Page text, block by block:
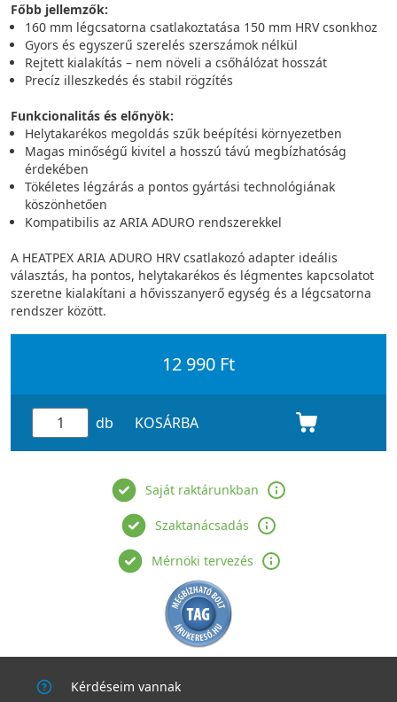
Főbb jellemzők:
160 mm légcsatorna csatlakoztatása 150 mm HRV csonkhoz
Gyors és egyszerű szerelés szerszámok nélkül
Rejtett kialakítás – nem növeli a csőhálózat hosszát
Precíz illeszkedés és stabil rögzítés
Funkcionalitás és előnyök:
Helytakarékos megoldás szűk beépítési környezetben
Magas minőségű kivitel a hosszú távú megbízhatóság
érdekében
Tökéletes légzárás a pontos gyártási technológiának
köszönhetően
Kompatibilis az ARIA ADURO rendszerekkel
A HEATPEX ARIA ADURO HRV csatlakozó adapter ideális
választás, ha pontos, helytakarékos és légmentes kapcsolatot
szeretne kialakítani a hővisszanyerő egység és a légcsatorna
rendszer között.
12 990 Ft
db KOSÁRBA
Saját raktárunkban
Szaktanácsadás
Mérnöki tervezés
Kérdéseim vannak